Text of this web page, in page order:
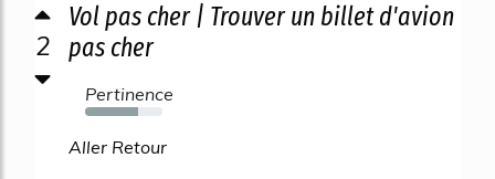
2
Vol pas cher | Trouver un billet d'avion
pas cher
Pertinence
68%
Aller Retour